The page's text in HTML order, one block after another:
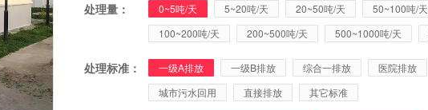
处理量： 0~5吨/天 5~20吨/天 20~50吨/天
50~100吨/天
100~200吨/天
200~500吨/天 500~1000吨/天
处理标准： 一级A排放 一级B排放 综合一排放 医院排放
城市污水回用
直接排放 其它标准